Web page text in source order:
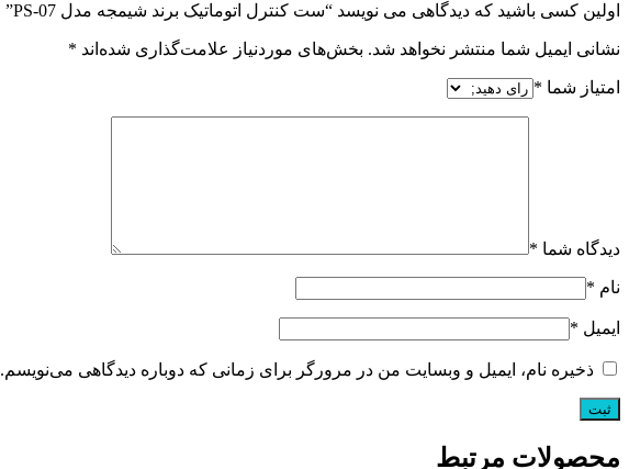
اولین کسی باشید که دیدگاهی می نویسد “ست کنترل اتوماتیک برند شیمجه مدل PS-07”
نشانی ایمیل شما منتشر نخواهد شد. بخش‌های موردنیاز علامت‌گذاری شده‌اند *
امتیاز شما *
دیدگاه شما *
نام *
ایمیل *
ذخیره نام، ایمیل و وبسایت من در مرورگر برای زمانی که دوباره دیدگاهی می‌نویسم.
محصولات مرتبط